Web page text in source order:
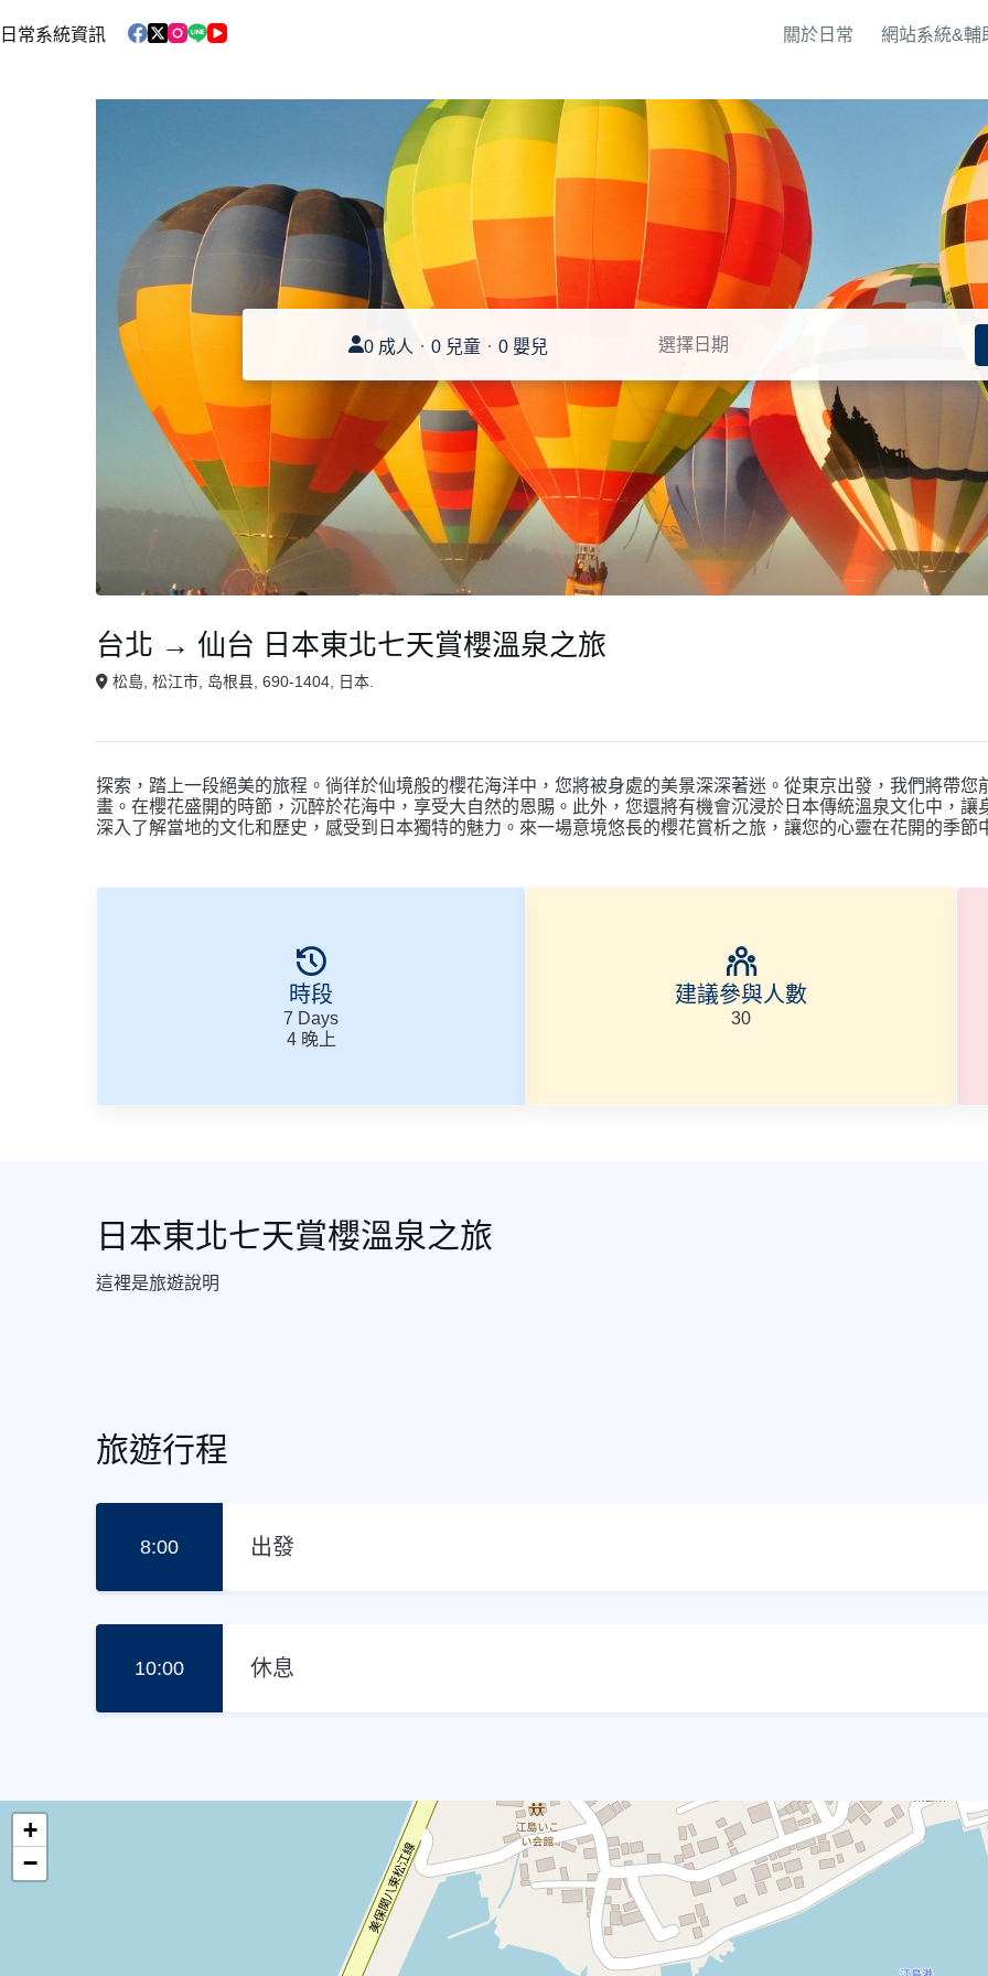
至
日常系統資訊 關於日常 網站系統&輔
0 成人 0 兒童 0 嬰兒
台北 → 仙台 日本東北七天賞櫻溫泉之旅
松島, 松江市, 岛根县, 690-1404, 日本.
探索，踏上一段絕美的旅程。徜徉於仙境般的櫻花海洋中，您將被身處的美景深深著迷。從東京出發，我們將帶
畫。在櫻花盛開的時節，沉醉於花海中，享受大自然的恩賜。此外，您還將有機會沉浸於日本傳統溫泉文化中，
深入了解當地的文化和歷史，感受到日本獨特的魅力。來一場意境悠長的櫻花賞析之旅，讓您的心靈在花開的季節
時段
7 Days
4 晚上
建議參與人數
30
日本東北七天賞櫻溫泉之旅
這裡是旅遊說明
旅遊行程
8:00 出發
10:00 休息
+
−